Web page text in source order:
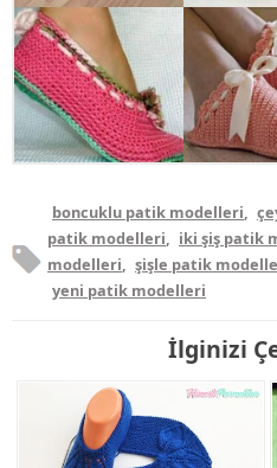
boncuklu patik modelleri,
patik modelleri, iki şiş patik
modelleri, şişle patik
yeni patik modelleri
İlginizi